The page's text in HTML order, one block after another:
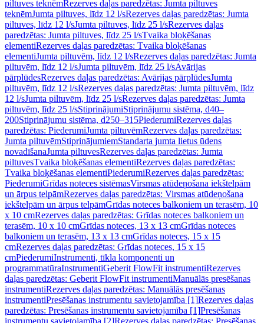
piltuves teknēmRezerves daļas paredzētas: Jumta piltuves
teknēmJumta piltuves, līdz 12 l/sRezerves daļas paredzētas: Jumta
piltuves, līdz 12 l/sJumta piltuves, līdz 25 l/sRezerves daļas
paredzētas: Jumta piltuves, līdz 25 l/sTvaika bloķēšanas
elementiRezerves daļas paredzētas: Tvaika bloķēšanas
elementiJumta piltuvēm, līdz 12 l/sRezerves daļas paredzētas: Jumta
piltuvēm, līdz 12 l/sJumta piltuvēm, līdz 25 l/sAvārijas
pārplūdesRezerves daļas paredzētas: Avārijas pārplūdesJumta
piltuvēm, līdz 12 l/sRezerves daļas paredzētas: Jumta piltuvēm, līdz
12 l/sJumta piltuvēm, līdz 25 l/sRezerves daļas paredzētas: Jumta
piltuvēm, līdz 25 l/sStiprinājumiStiprinājumu sistēma, d40–
200Stiprinājumu sistēma, d250–315PiederumiRezerves daļas
paredzētas: PiederumiJumta piltuvēmRezerves daļas paredzētas:
Jumta piltuvēmStiprinājumiemStandarta jumta lietus ūdens
novadīšanaJumta piltuvesRezerves daļas paredzētas: Jumta
piltuvesTvaika bloķēšanas elementiRezerves daļas paredzētas:
Tvaika bloķēšanas elementiPiederumiRezerves daļas paredzētas:
PiederumiGrīdas noteces sistēmasVirsmas atūdeņošana iekštelpām
un ārpus telpāmRezerves daļas paredzētas: Virsmas atūdeņošana
iekštelpām un ārpus telpāmGrīdas noteces balkoniem un terasēm, 10
x 10 cmRezerves daļas paredzētas: Grīdas noteces balkoniem un
terasēm, 10 x 10 cmGrīdas noteces, 13 x 13 cmGrīdas noteces
balkoniem un terasēm, 13 x 13 cmGrīdas noteces, 15 x 15
cmRezerves daļas paredzētas: Grīdas noteces, 15 x 15
cmPiederumiInstrumenti, tīkla komponenti un
programmatūraInstrumentiGeberit FlowFit instrumentiRezerves
daļas paredzētas: Geberit FlowFit instrumentiManuālās presēšanas
instrumentiRezerves daļas paredzētas: Manuālās presēšanas
instrumentiPresēšanas instrumentu savietojamība [1]Rezerves daļas
paredzētas: Presēšanas instrumentu savietojamība [1]Presēšanas
instrumentu savietojamība [2]Rezerves daļas paredzētas: Presēšanas